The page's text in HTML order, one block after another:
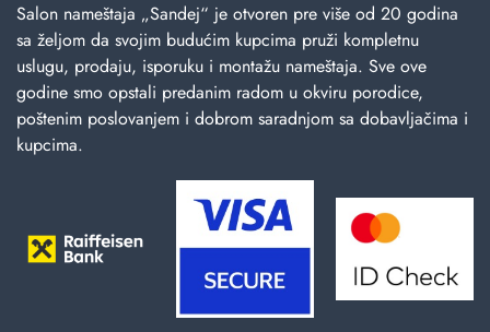
Salon nameštaja „Sandej“ je otvoren pre više od 20 godina
sa željom da svojim budućim kupcima pruži kompletnu
uslugu, prodaju, isporuku i montažu nameštaja. Sve ove
godine smo opstali predanim radom u okviru porodice,
poštenim poslovanjem i dobrom saradnjom sa dobavljačima i
kupcima.